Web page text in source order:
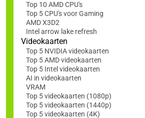
Top 10 AMD CPU's
Top 5 CPU's voor Gaming
AMD X3D2
Intel arrow lake refresh
Videokaarten
Top 5 NVIDIA videokaarten
Top 5 AMD videokaarten
Top 5 Intel videokaarten
AI in videokaarten
VRAM
Top 5 videokaarten (1080p)
Top 5 videokaarten (1440p)
Top 5 videokaarten (4K)